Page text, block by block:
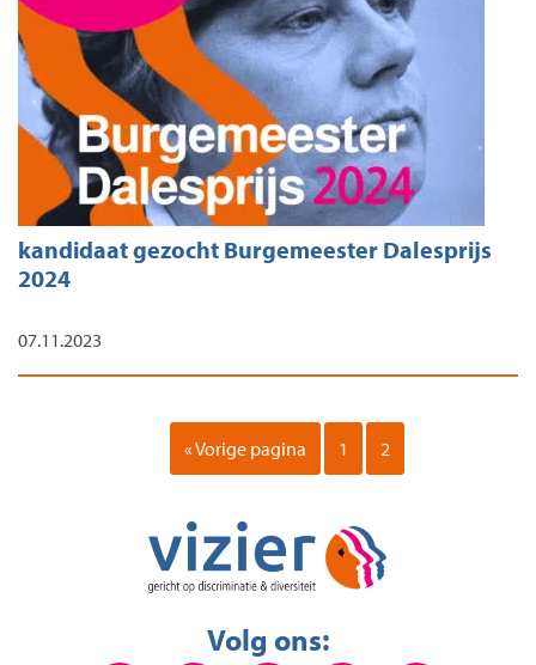
kandidaat gezocht Burgemeester Dalesprijs
2024
07.11.2023
« Vorige pagina 1 2
Volg ons: